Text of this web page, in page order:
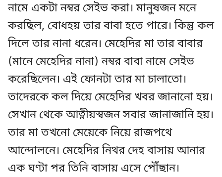
নামে একটা নম্বর সেইভ করা। মানুষজন মনে
করছিল, বোধহয় তার বাবা হতে পারে। কিন্তু কল
দিলে তার নানা ধরেন। মেহেদির মা তার বাবার
(মানে মেহেদির নানা) নম্বর বাবা নামে সেইভ
করেছিলেন। এই ফোনটা তার মা চালাতো।
তাদেরকে কল দিয়ে মেহেদির খবর জানানো হয়।
সেখান থেকে আত্নীয়স্বজন সবার জানাজানি হয়।
তার মা তখনো মেয়েকে নিয়ে রাজপথে
আন্দোলনে। মেহেদির নিথর দেহ বাসায় আনার
এক ঘণ্টা পর তিনি বাসায় এসে পৌঁছান।